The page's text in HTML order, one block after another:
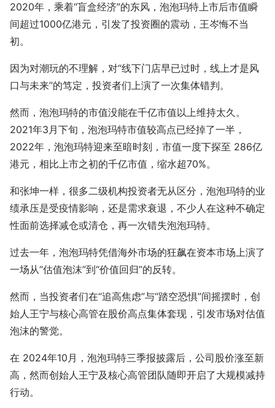
2020年，乘着“盲盒经济”的东风，泡泡玛特上市后市值瞬
间超过1000亿港元，引发了投资圈的震动，王岑悔不当
初。
因为对潮玩的不理解，对“线下门店早已过时，线上才是风
口与未来”的笃定，投资者们上演了一次集体错判。
然而，泡泡玛特的市值没能在千亿市值以上维持太久。
2021年3月下旬，泡泡玛特市值较高点已经掉了一半，
2022年，泡泡玛特迎来至暗时刻，市值一度下探至 286亿
港元，相比上市之初的千亿市值，缩水超70%。
和张坤一样，很多二级机构投资者无从区分，泡泡玛特的业
绩承压是受疫情影响，还是需求衰退，不少人在这种不确定
性面前选择减仓或清仓，再一次错失泡泡玛特。
过去一年，泡泡玛特凭借海外市场的狂飙在资本市场上演了
一场从“估值泡沫”到“价值回归”的反转。
然而，当投资者们在“追高焦虑”与“踏空恐惧”间摇摆时，创
始人王宁与核心高管在股价高点集体套现，引发市场对估值
泡沫的警觉。
在 2024年10月，泡泡玛特三季报披露后，公司股价涨至新
高，然而创始人王宁及核心高管团队随即开启了大规模减持
行动。